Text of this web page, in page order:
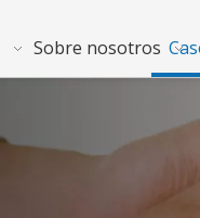
Sobre nosotros